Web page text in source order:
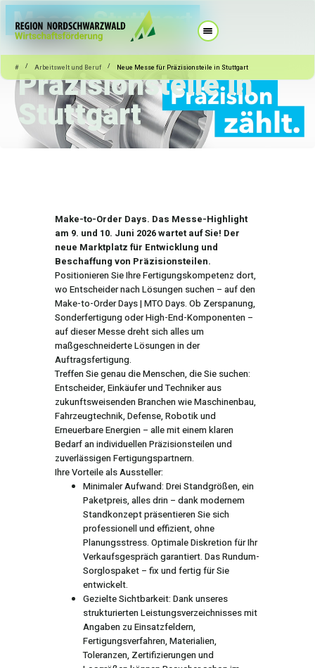
# / Arbeitswelt und Beruf / Neue Messe für Präzisionsteile in Stuttgart
12.11.2025 Arbeitswelt und Beruf
Neue Messe für
Präzisionsteile in
Stuttgart
Make-to-Order Days. Das Messe-Highlight
am 9. und 10. Juni 2026 wartet auf Sie! Der
neue Marktplatz für Entwicklung und
Beschaffung von Präzisionsteilen.
Positionieren Sie Ihre Fertigungskompetenz dort,
wo Entscheider nach Lösungen suchen – auf den
Make-to-Order Days | MTO Days. Ob Zerspanung,
Sonderfertigung oder High-End-Komponenten –
auf dieser Messe dreht sich alles um
maßgeschneiderte Lösungen in der
Auftragsfertigung.
Treffen Sie genau die Menschen, die Sie suchen:
Entscheider, Einkäufer und Techniker aus
zukunftsweisenden Branchen wie Maschinenbau,
Fahrzeugtechnik, Defense, Robotik und
Erneuerbare Energien – alle mit einem klaren
Bedarf an individuellen Präzisionsteilen und
zuverlässigen Fertigungspartnern.
Ihre Vorteile als Aussteller:
Minimaler Aufwand: Drei Standgrößen, ein
Paketpreis, alles drin – dank modernem
Standkonzept präsentieren Sie sich
professionell und effizient, ohne
Planungsstress. Optimale Diskretion für Ihr
Verkaufsgespräch garantiert. Das Rundum-
Sorglospaket – fix und fertig für Sie
entwickelt.
Gezielte Sichtbarkeit: Dank unseres
strukturierten Leistungsverzeichnisses mit
Angaben zu Einsatzfeldern,
Fertigungsverfahren, Materialien,
Toleranzen, Zertifizierungen und